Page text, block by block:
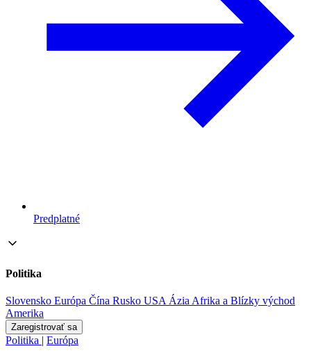
Predplatné
Politika
Slovensko Európa Čína Rusko USA ÁziaAfrika a Blízky východ
Amerika
Zaregistrovať sa
Politika | Európa